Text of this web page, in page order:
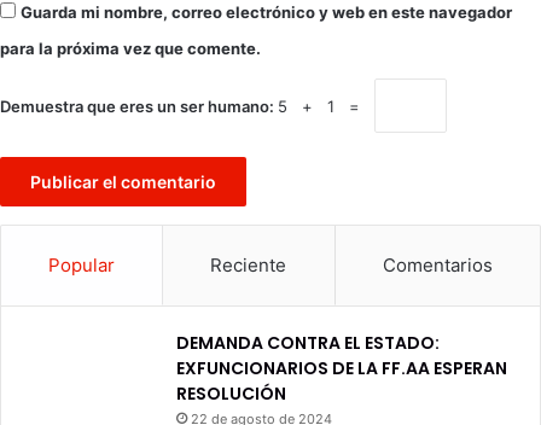
Guarda mi nombre, correo electrónico y web en este navegador
para la próxima vez que comente.
Demuestra que eres un ser humano: 5 + 1 =
Popular Reciente Comentarios
DEMANDA CONTRA EL ESTADO:
EXFUNCIONARIOS DE LA FF.AA ESPERAN
RESOLUCIÓN
22 de agosto de 2024